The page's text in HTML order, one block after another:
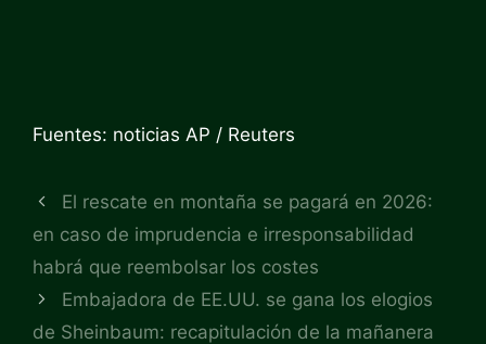
Fuentes: noticias AP / Reuters
El rescate en montaña se pagará en 2026:
en caso de imprudencia e irresponsabilidad
habrá que reembolsar los costes
Embajadora de EE.UU. se gana los elogios
de Sheinbaum: recapitulación de la mañanera